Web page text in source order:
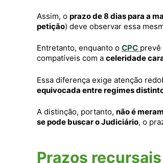
Assim, o prazo de 8 dias para a
petição) deve observar essa
Entretanto, enquanto o CPC prevê
compatíveis com a celeridade
Essa diferença exige atenção
equivocada entre regimes
A distinção, portanto, não é
se pode buscar o Judiciário, o
Prazos